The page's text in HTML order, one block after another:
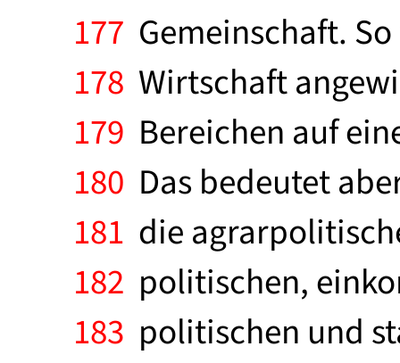
177 Gemeinschaft.
178 Wirtschaft
179 Bereichen auf
180 Das bedeutet
181 die
182 politischen,
183 politischen und